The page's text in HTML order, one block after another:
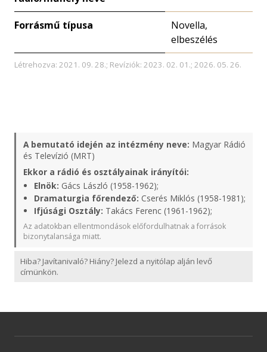
Forrásmű típusa
Novella,
elbeszélés
Létrehozva: 2021. 09. 28.; Revíziók: 2023. 02. 01.; 2026. 05. 26.
A bemutató idején az intézmény neve: Magyar Rádió
és Televízió (MRT)
Ekkor a rádió és osztályainak irányítói:
Elnök: Gács László (1958-1962);
Dramaturgia főrendező: Cserés Miklós (1958-1981);
Ifjúsági Osztály: Takács Ferenc (1961-1962);
Az adatokban ellentmondások előfordulhatnak a források
bizonytalansága miatt.
Hiba? Javítanivaló? Hiány? Jelezd a nyitólap alján levő
címünkön.